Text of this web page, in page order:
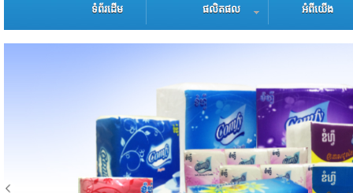
ទំព័រដើម ផលិតផល អំពីយើង